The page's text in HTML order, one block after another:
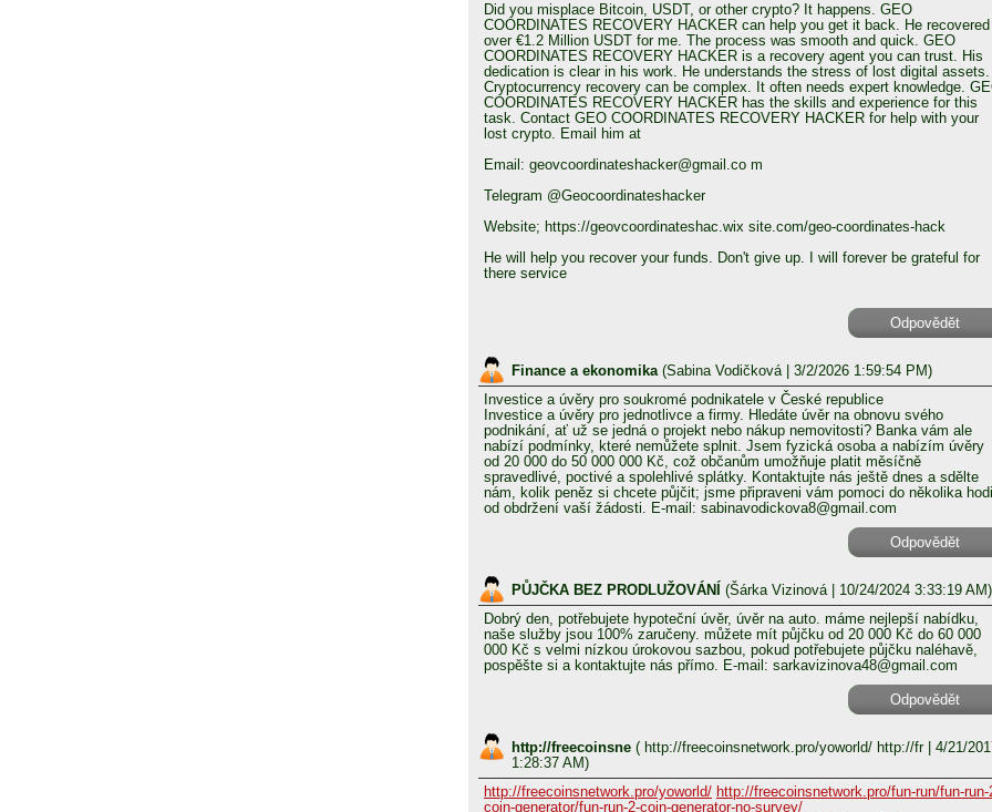
Did you misplace Bitcoin, USDT, or other crypto? It happens. GEO
COORDINATES RECOVERY HACKER can help you get it back. He recovered
over €1.2 Million USDT for me. The process was smooth and quick. GEO
COORDINATES RECOVERY HACKER is a recovery agent you can trust. His
dedication is clear in his work. He understands the stress of lost digital assets.
Cryptocurrency recovery can be complex. It often needs expert knowledge.
COORDINATES RECOVERY HACKER has the skills and experience for this
task. Contact GEO COORDINATES RECOVERY HACKER for help with your
lost crypto. Email him at
Email: geovcoordinateshacker@gmail.co m
Telegram @Geocoordinateshacker
Website; https://geovcoordinateshac.wix site.com/geo-coordinates-hack
He will help you recover your funds. Don't give up. I will forever be grateful for
there service
Odpovědět
Finance a ekonomika (Sabina Vodičková
| 3/2/2026 1:59:54 PM)
Investice a úvěry pro soukromé podnikatele v České republice
Investice a úvěry pro jednotlivce a firmy. Hledáte úvěr na obnovu svého
podnikání, ať už se jedná o projekt nebo nákup nemovitosti? Banka vám ale
nabízí podmínky, které nemůžete splnit. Jsem fyzická osoba a nabízím úvěry
od 20 000 do 50 000 000 Kč, což občanům umožňuje platit měsíčně
spravedlivé, poctivé a spolehlivé splátky. Kontaktujte nás ještě dnes a sdělte
nám, kolik peněz si chcete půjčit; jsme připraveni vám pomoci do několika
od obdržení vaší žádosti. E-mail: sabinavodickova8@gmail.com
Odpovědět
PŮJČKA BEZ PRODLUŽOVÁNÍ (Šárka Vizinová| 10/24/2024 3:33:19 AM)
Dobrý den, potřebujete hypoteční úvěr, úvěr na auto. máme nejlepší nabídku,
naše služby jsou 100% zaručeny. můžete mít půjčku od 20 000 Kč do 60 000
000 Kč s velmi nízkou úrokovou sazbou, pokud potřebujete půjčku naléhavě,
pospěšte si a kontaktujte nás přímo. E-mail: sarkavizinova48@gmail.com
Odpovědět
http://freecoinsne ( http://freecoinsnetwork.pro/yoworld/ http://fr| 4/21/
1:28:37 AM)
http://freecoinsnetwork.pro/yoworld/ http://freecoinsnetwork.pro/fun-run/fun-run-
coin-generator/fun-run-2-coin-generator-no-survey/